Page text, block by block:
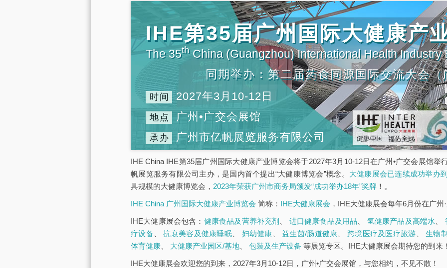
IHE第35届广州国际大健康产
The 35thChina (Guangzhou) International Health Industry
同期举办：第二届药食同源国际交流大会（
时间 2027年3月10-12日
地点 广州•广交会展馆
承办 广州市亿帆展览服务有限公司
IHE China IHE第35届广州国际大健康产业博览会将于2027年3月10-12日在广州•广交会展馆举
帆展览服务有限公司主办，是国内首个提出“大健康博览会”概念。 大健康展会已连续成功举办
具规模的大健康博览会， 2023年荣获广州市商务局颁发“成功举办18年”奖牌 ！。
IHE China 广州国际大健康产业博览会 简称： IHE大健康展会 ，IHE大健康展会每年6月份在广
IHE大健康展会包含： 健康食品及营养补充剂 进口健康食品及用品 氢健康产品及高端水
疗设备 、抗衰美容及健康睡眠、 妇幼健康 、益生菌/肠道健康 跨境医疗及医疗旅游 、生物
体育健康
大健康产业园区/基地 包装及生产设备 等展览专区。IHE大健康展会期待您的到来
IHE大健康展会欢迎您的到来，2027年3月10-12日，广州•广交会展馆，与您相约，不见不散！